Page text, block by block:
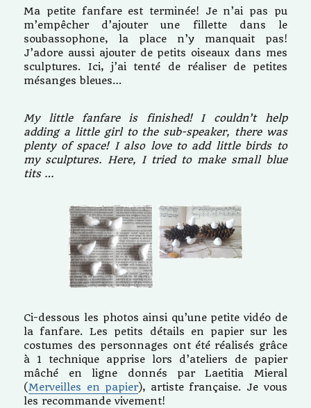
Ma petite fanfare est terminée! Je n’ai pas pu
m’empêcher d’ajouter une fillette dans le
soubassophone, la place n’y manquait pas!
J’adore aussi ajouter de petits oiseaux dans mes
sculptures. Ici, j’ai tenté de réaliser de petites
mésanges bleues…
My little fanfare is finished!
I couldn’t help
adding a little girl to the sub-speaker, there was
plenty of space! I also love to add little birds to
my sculptures. Here, I tried to make small blue
tits …
Ci-dessous les photos ainsi qu’une petite vidéo de
la fanfare. Les petits détails en papier sur les
costumes des personnages ont été réalisés grâce
à 1 technique apprise lors d’ateliers de papier
mâché en ligne donnés par Laetitia Mieral
(Merveilles en papier), artiste française. Je vous
les recommande vivement!